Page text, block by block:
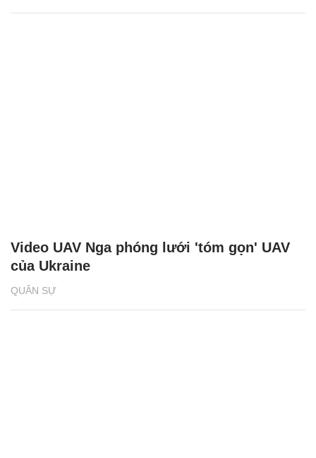
QUÂN SỰ
Video UAV Nga phóng lưới 'tóm gọn' UAV
của Ukraine